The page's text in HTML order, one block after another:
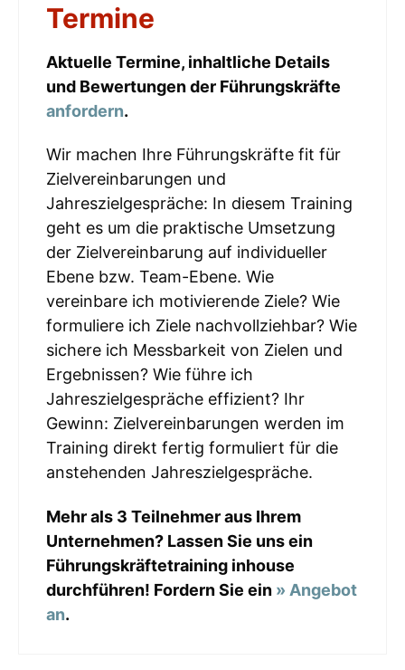
Termine
Aktuelle Termine, inhaltliche Details
und Bewertungen der Führungskräfte
anfordern.
Wir machen Ihre Führungskräfte fit für
Zielvereinbarungen und
Jahreszielgespräche: In diesem Training
geht es um die praktische Umsetzung
der Zielvereinbarung auf individueller
Ebene bzw. Team-Ebene. Wie
vereinbare ich motivierende Ziele? Wie
formuliere ich Ziele nachvollziehbar? Wie
sichere ich Messbarkeit von Zielen und
Ergebnissen? Wie führe ich
Jahreszielgespräche effizient? Ihr
Gewinn: Zielvereinbarungen werden im
Training direkt fertig formuliert für die
anstehenden Jahreszielgespräche.
Mehr als 3 Teilnehmer aus Ihrem
Unternehmen? Lassen Sie uns ein
Führungskräftetraining inhouse
durchführen! Fordern Sie ein » Angebot
an.